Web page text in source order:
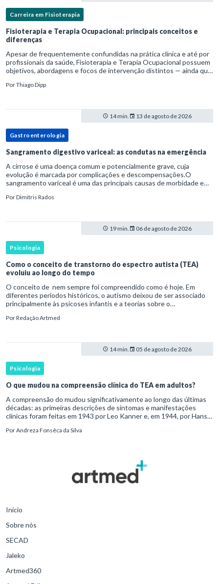
Carreira em Fisioterapia
Fisioterapia e Terapia Ocupacional: principais conceitos e
diferenças
Apesar de frequentemente confundidas na prática clínica e até por
profissionais da saúde, Fisioterapia e Terapia Ocupacional possuem
objetivos, abordagens e focos de intervenção distintos — ainda que
PorThiago Dipp
14 min. 13 de agosto de 2026
Gastroenterologia
Sangramento digestivo variceal: as condutas na emergência
A cirrose é uma doença comum e potencialmente grave, cuja
evolução é marcada por complicações e descompensações.O
sangramento variceal é uma das principais causas de morbidade e
hipertensão port
PorDimitris Rados
19 min. 06 de agosto de 2026
Psicologia
Como o conceito de transtorno do espectro autista (TEA)
evoluiu ao longo do tempo
O conceito de nem sempre foi compreendido como é hoje. Em
diferentes períodos históricos, o autismo deixou de ser associado
principalmente às psicoses infantis e a teorias sobre o
transtorno do des
PorRedação Artmed
14 min. 05 de agosto de 2026
Psicologia
O que mudou na compreensão clínica do TEA em adultos?
A compreensão do mudou significativamente ao longo das últimas
décadas: as primeiras descrições de sintomas e manifestações
clínicas foram feitas em 1943 por Leo Kanner e, em 1944, por Hans
PorAndreza Fonsêca da Silva
Início
Sobre nós
SECAD
Jaleko
Artmed360